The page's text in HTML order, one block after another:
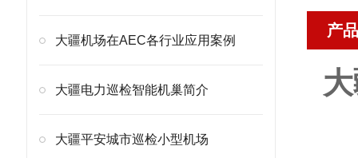
大疆机场在AEC各行业应用案例
大疆电力巡检智能机巢简介
大疆平安城市巡检小型机场
产